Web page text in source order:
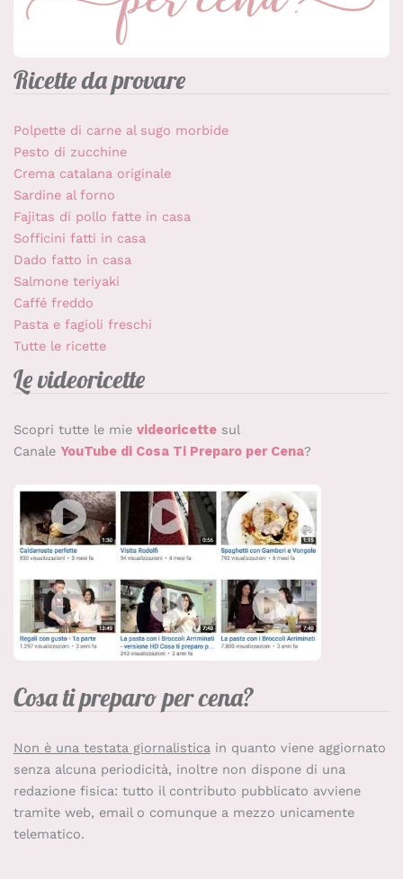
Ricette da provare
Polpette di carne al sugo morbide
Pesto di zucchine
Crema catalana originale
Sardine al forno
Fajitas di pollo fatte in casa
Sofficini fatti in casa
Dado fatto in casa
Salmone teriyaki
Caffé freddo
Pasta e fagioli freschi
Tutte le ricette
Le videoricette
Scopri tutte le mie videoricettesul
Canale YouTube di Cosa Ti Preparo per Cena?
Cosa ti preparo per cena?
Non è una testata giornalisticain quanto viene aggiornato
senza alcuna periodicità, inoltre non dispone di una
redazione fisica: tutto il contributo pubblicato avviene
tramite web, email o comunque a mezzo unicamente
telematico.